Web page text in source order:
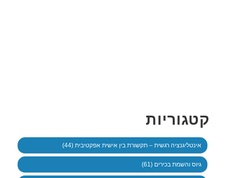
קטגוריות
אינטליגנציה רגשית – תקשורת בין אישית אפקטיבית (44)
גיוס והשמת בכירים (61)